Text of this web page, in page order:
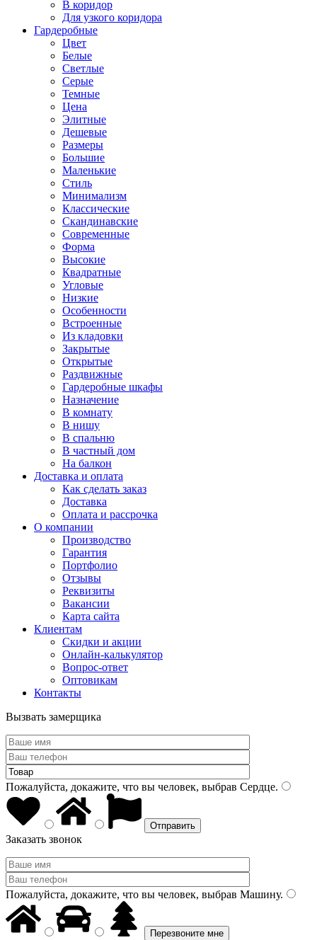
В коридор
Для узкого коридора
Гардеробные
Цвет
Белые
Светлые
Серые
Темные
Цена
Элитные
Дешевые
Размеры
Большие
Маленькие
Стиль
Минимализм
Классические
Скандинавские
Современные
Форма
Высокие
Квадратные
Угловые
Низкие
Особенности
Встроенные
Из кладовки
Закрытые
Открытые
Раздвижные
Гардеробные шкафы
Назначение
В комнату
В нишу
В спальню
В частный дом
На балкон
Доставка и оплата
Как сделать заказ
Доставка
Оплата и рассрочка
О компании
Производство
Гарантия
Портфолио
Отзывы
Реквизиты
Вакансии
Карта сайта
Клиентам
Скидки и акции
Онлайн-калькулятор
Вопрос-ответ
Оптовикам
Контакты
Вызвать замерщика
Пожалуйста, докажите, что вы человек, выбрав Сердце.
Заказать звонок
Пожалуйста, докажите, что вы человек, выбрав Машину.